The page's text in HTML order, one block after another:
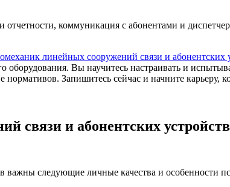
отчетности, коммуникация с абонентами и
линейных сооружений связи и абонентских
оборудования. Вы научитесь настраивать и
Запишитесь сейчас и начните карьеру,
связи и абонентских устройств
важны следующие личные качества и особенности